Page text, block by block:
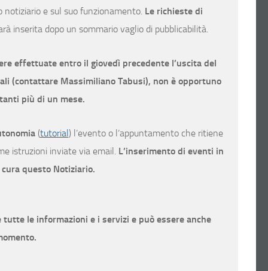
notiziario e sul suo funzionamento. Le richieste di
inserita dopo un sommario vaglio di pubblicabilità.
effettuate entro il giovedì precedente l’uscita del
(contattare Massimiliano Tabusi), non è opportuno
più di un mese.
(tutorial) l’evento o l’appuntamento che ritiene
istruzioni inviate via email.L’inserimento di eventi in
questo Notiziario.
tutte le informazioni e i servizi e può essere anche